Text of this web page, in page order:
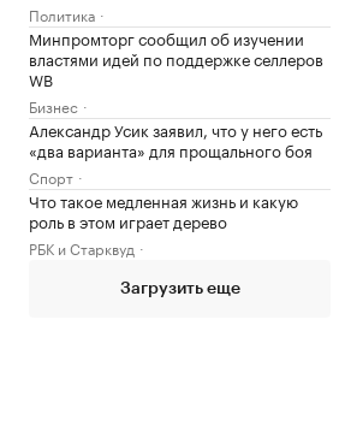
Политика
Минпромторг сообщил об изучении
властями идей по поддержке селлеров
WB
Бизнес
Александр Усик заявил, что у него есть
«два варианта» для прощального боя
Спорт
Что такое медленная жизнь и какую
роль в этом играет дерево
РБК и Старквуд
Загрузить еще